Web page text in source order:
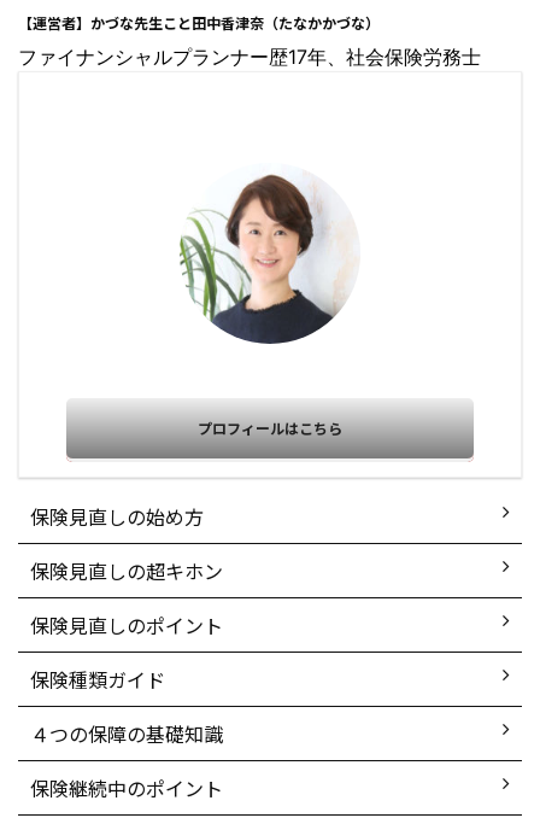
【運営者】かづな先生こと田中香津奈（たなかかづな）
ファイナンシャルプランナー歴17年、社会保険労務士
プロフィールはこちら
保険見直しの始め方
保険見直しの超キホン
保険見直しのポイント
保険種類ガイド
４つの保障の基礎知識
保険継続中のポイント